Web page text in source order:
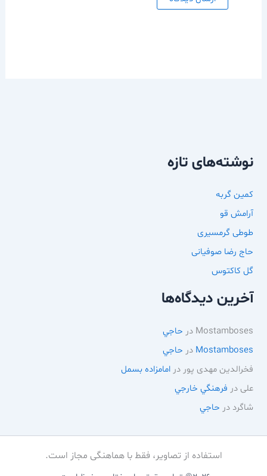
نوشته‌های تازه
کمین گربه
آرامش قو
طوطی گرمسیری
حاج رضا صوفیانی
گل کاکتوس
آخرین دیدگاه‌ها
Mostamboses در حاجي
Mostamboses در حاجي
فخرالدین مهدی پور درامامزاده بسمل
علی در فرهنگي خارجي
شاگرد در حاجي
استفاده از تصاویر، فقط با هماهنگی مجاز است.